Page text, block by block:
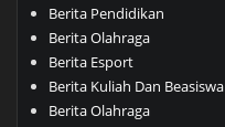
Berita Pendidikan
Berita Olahraga
Berita Esport
Berita Kuliah Dan Beasiswa
Berita Olahraga